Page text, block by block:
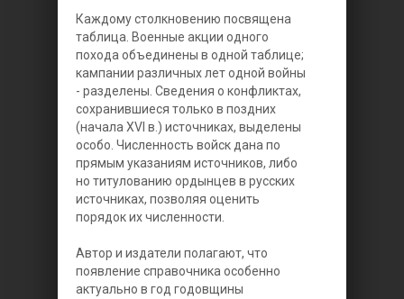
Каждому столкновению посвящена
таблица. Военные акции одного
похода объединены в одной таблице;
кампании различных лет одной войны
- разделены. Сведения о конфликтах,
сохранившиеся только в поздних
(начала XVI в.) источниках, выделены
особо. Численность войск дана по
прямым указаниям источников, либо
но титулованию ордынцев в русских
источниках, позволяя оценить
порядок их численности.
Автор и издатели полагают, что
появление справочника особенно
актуально в год годовщины